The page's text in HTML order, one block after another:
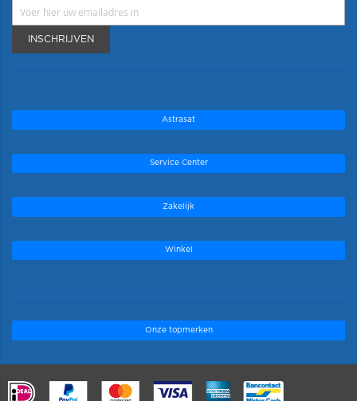
INSCHRIJVEN
Astrasat
Service Center
Zakelijk
Winkel
Onze topmerken
.